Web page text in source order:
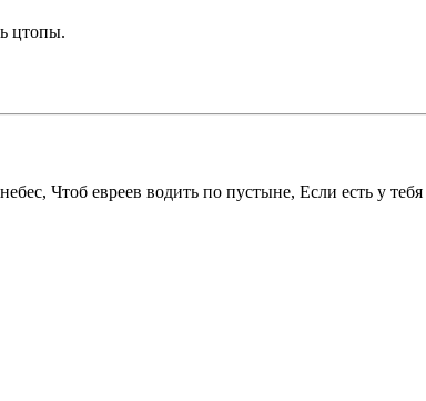
цтопы.
Чтоб евреев водить по пустыне, Если есть у тебя